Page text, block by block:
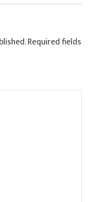
Required fields